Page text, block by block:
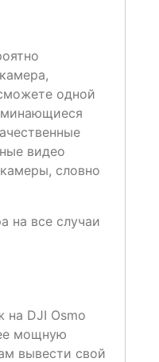
одной
видео
словно
на DJI Osmo
мощную
вывести свой